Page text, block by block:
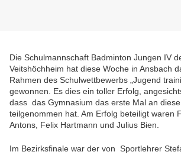
Die Schulmannschaft Badminton Jungen IV
Veitshöchheim hat diese Woche in Ansbach
Rahmen des Schulwettbewerbs „Jugend
gewonnen. Es dies ein toller Erfolg,
dass das Gymnasium das erste Mal an
teilgenommen hat. Am Erfolg beteiligt waren
Antons, Felix Hartmann und Julius Bien.
Im Bezirksfinale war der von Sportlehrer